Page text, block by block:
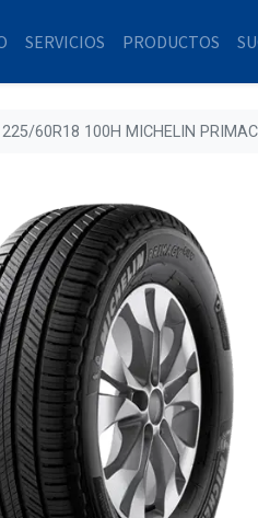
SERVICIOS PRODUCTOS
225/60R18 100H MICHELIN